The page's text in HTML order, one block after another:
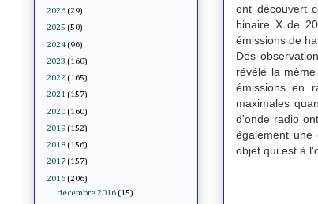
ont découvert
binaire X de
émissions de
Des
révélé la
émissions en
maximales
d'onde radio
également
objet qui est à
2026 (29)
2025 (50)
2024 (96)
2023 (160)
2022 (165)
2021 (157)
2020 (160)
2019 (152)
2018 (156)
2017 (157)
2016 (206)
décembre 2016 (15)